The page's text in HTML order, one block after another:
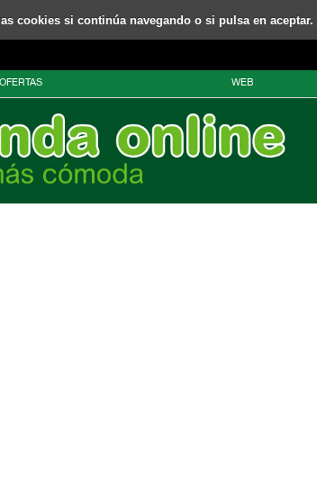
cookies si continúa navegando o si pulsa en aceptar.
OFERTAS WEB